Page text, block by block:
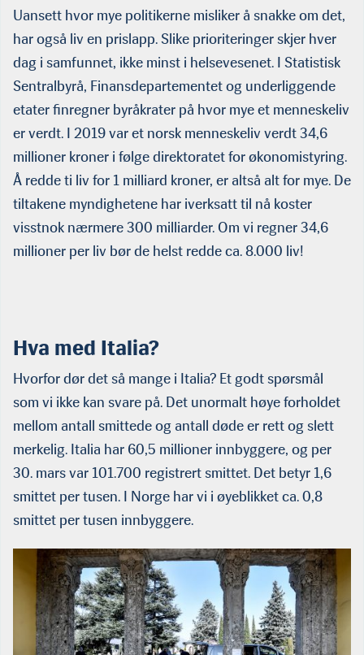
Olaf Olaussen ved NTNU handelshøyskolen (t.h.) mener
konsekvensene av å stenge ned samfunnet kan bli større enn selve
pandemien. Finansminister Sanner til venstre. (Ill.: NRK Tv
Skjermdump)
Uansett hvor mye politikerne misliker å snakke om det,
har også liv en prislapp. Slike prioriteringer skjer hver
dag i samfunnet, ikke minst i helsevesenet. I Statistisk
Sentralbyrå, Finansde­partementet og underliggende
etater finregner byråkrater på hvor mye et menneskeliv
er verdt. I 2019 var et norsk menneskeliv verdt 34,6
millioner kroner i følge direktoratet for økonomistyring.
Å redde ti liv for 1 milliard kroner, er altså alt for mye. De
tiltakene myndighetene har iverksatt til nå koster
visstnok nær­mere 300 milliarder. Om vi regner 34,6
millioner per liv bør de helst redde ca. 8.000 liv!
Hva med Italia?
Hvorfor dør det så mange i Italia? Et godt spørsmål
som vi ikke kan svare på. Det unormalt høye forholdet
mellom antall smittede og antall døde er rett og slett
merkelig. Italia har 60,5 millioner innbyggere, og per
30. mars var 101.700 registrert smittet. Det betyr 1,6
smittet per tusen. I Norge har vi i øyeblikket ca. 0,8
smittet per tusen innbyggere.